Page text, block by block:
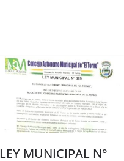
LEY MUNICIPAL N°